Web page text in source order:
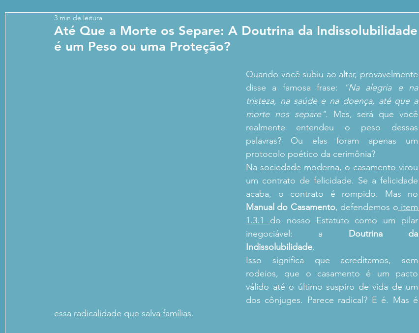
Até Que a Morte os Separe: A Doutrina da Indissolubilidade
é um Peso ou uma Proteção?
3 min de leitura
Quando você subiu ao altar, provavelmente
disse a famosa frase:
"Na alegria e na
tristeza, na saúde e na doença, até que a
morte nos separe". Mas, será que você
realmente entendeu o peso dessas
palavras? Ou elas foram apenas um
protocolo poético da cerimônia?
Na sociedade moderna, o casamento virou
um contrato de felicidade. Se a felicidade
Manual do Casamento, defendemos o item
1.3.1 do nosso Estatuto como um pilar
inegociável: a
Doutrina da
Indissolubilidade.
Isso significa que acreditamos, sem
rodeios, que o casamento é um pacto
válido até o último suspiro de vida de um
dos cônjuges. Parece radical? E é. Mas é
essa radicalidade que salva famílias.